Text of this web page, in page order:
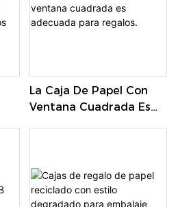
La Caja De Papel Con
Ventana Cuadrada Es